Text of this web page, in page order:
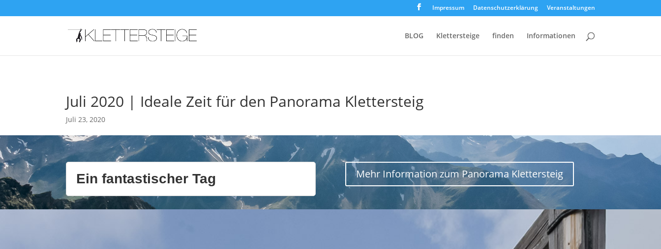
Impressum Datenschutzerklärung Veranstaltungen
BLOG Klettersteige finden Informationen
Juli 2020 | Ideale Zeit für den Panorama Klettersteig
Juli 23, 2020
Ein fantastischer Tag Mehr Information zum Panorama Klettersteig